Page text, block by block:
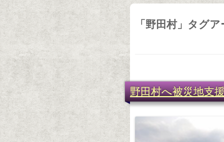
「 野田村」タグア
野田村へ被災地支